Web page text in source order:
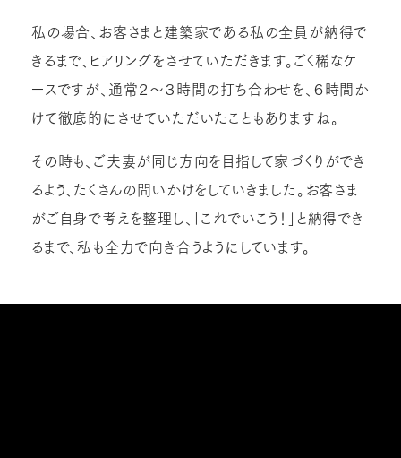
私の場合、お客さまと建築家である私の全員が納得で
きるまで、ヒアリングをさせていただきます。ごく稀なケ
ースですが、通常２〜３時間の打ち合わせを、６時間か
けて徹底的にさせていただいたこともありますね。
その時も、ご夫妻が同じ方向を目指して家づくりができ
るよう、たくさんの問いかけをしていきました。お客さま
がご自身で考えを整理し、「これでいこう！」と納得でき
るまで、私も全力で向き合うようにしています。